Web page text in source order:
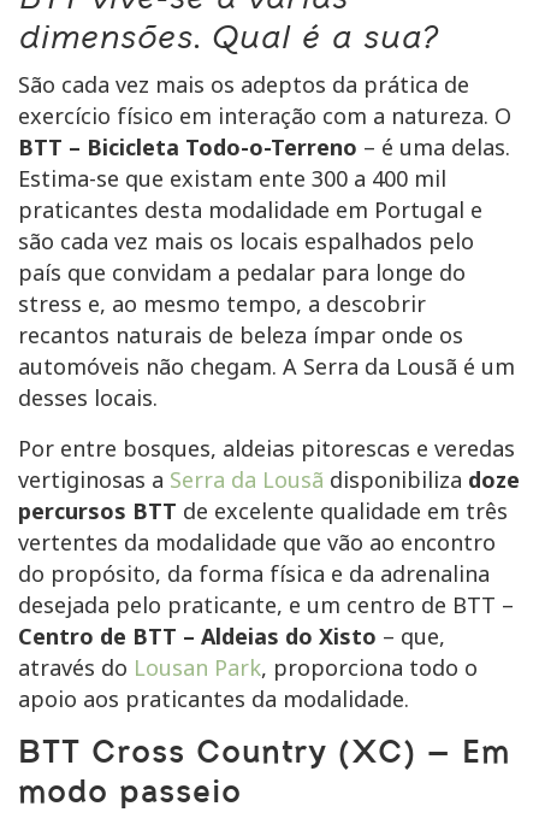
dimensões. Qual é a sua?
São cada vez mais os adeptos da prática de
exercício físico em interação com a natureza. O
BTT – Bicicleta Todo-o-Terreno – é uma delas.
Estima-se que existam ente 300 a 400 mil
praticantes desta modalidade em Portugal e
são cada vez mais os locais espalhados pelo
país que convidam a pedalar para longe do
stress e, ao mesmo tempo, a descobrir
recantos naturais de beleza ímpar onde os
automóveis não chegam. A Serra da Lousã é um
desses locais.
Por entre bosques, aldeias pitorescas e veredas
vertiginosas a Serra da Lousã disponibiliza doze
percursos BTT de excelente qualidade em três
vertentes da modalidade que vão ao encontro
do propósito, da forma física e da adrenalina
desejada pelo praticante, e um centro de BTT –
Centro de BTT – Aldeias do Xisto – que,
através do Lousan Park, proporciona todo o
apoio aos praticantes da modalidade.
BTT Cross Country (XC) – Em
modo passeio